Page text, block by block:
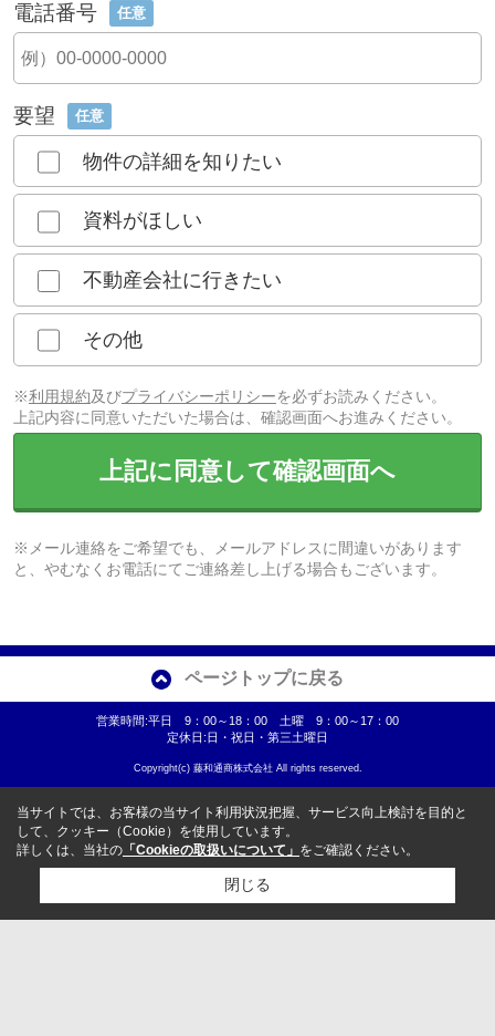
電話番号 任意
要望 任意
物件の詳細を知りたい
資料がほしい
不動産会社に行きたい
その他
※利用規約及びプライバシーポリシーを必ずお読みください。
上記内容に同意いただいた場合は、確認画面へお進みください。
上記に同意して確認画面へ
※メール連絡をご希望でも、メールアドレスに間違いがあります
と、やむなくお電話にてご連絡差し上げる場合もございます。
ページトップに戻る
営業時間:平日 9：00～18：00 土曜 9：00～17：00
定休日:日・祝日・第三土曜日
Copyright(c) 藤和通商株式会社 All rights reserved.
当サイトでは、お客様の当サイト利用状況把握、サービス向上検討を目的と
して、クッキー（Cookie）を使用しています。
詳しくは、当社の 「Cookieの取扱いについて」 をご確認ください。
閉じる